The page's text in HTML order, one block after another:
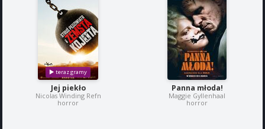
Jej piekło
Nicolas Winding Refn
horror
Panna młoda!
Maggie Gyllenhaal
horror